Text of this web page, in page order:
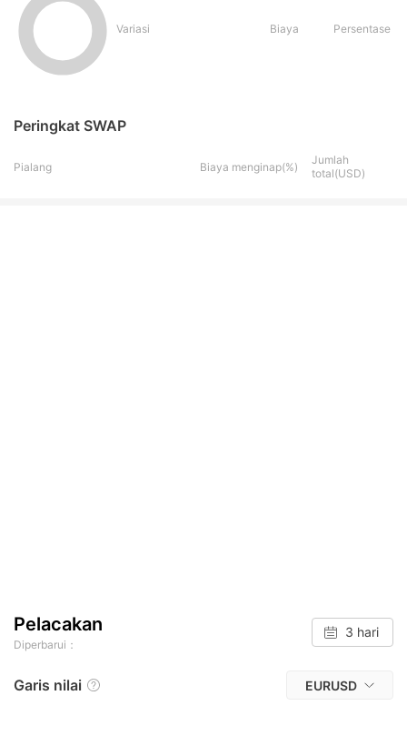
Variasi Biaya Persentase
Peringkat SWAP
Pialang Biaya menginap(%)
Jumlah
total(USD)
Pelacakan
Diperbarui：
3 hari
Garis nilai EURUSD